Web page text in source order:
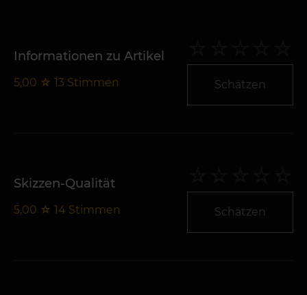
Informationen zu Artikel
5,00 ☆ 13 Stimmen Schätzen
Skizzen-Qualität
5,00 ☆ 14 Stimmen Schätzen